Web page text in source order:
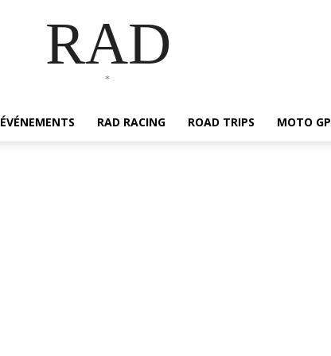
RAD
*
ÉVÉNEMENTS RAD RACING ROAD TRIPS MOTO GP